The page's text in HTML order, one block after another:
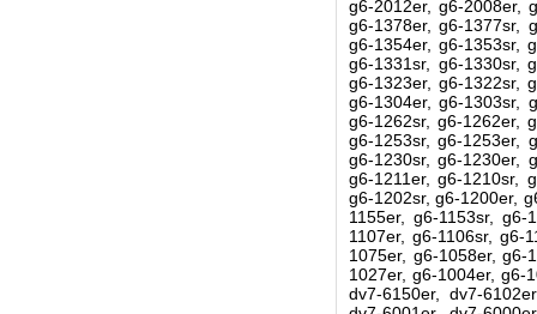
g6-2012er, g6-2008er,
g6-1378er, g6-1377sr,
g6-1354er, g6-1353sr,
g6-1331sr, g6-1330sr,
g6-1323er, g6-1322sr,
g6-1304er, g6-1303sr,
g6-1262sr, g6-1262er,
g6-1253sr, g6-1253er,
g6-1230sr, g6-1230er,
g6-1211er, g6-1210sr,
g6-1202sr, g6-1200er,
1155er, g6-1153sr, g6-
1107er, g6-1106sr, g6-
1075er, g6-1058er, g6-
1027er, g6-1004er, g6-
dv7-6150er, dv7-